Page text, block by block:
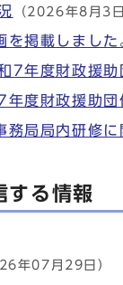
（2026年8月3日
掲載しました
7年度財政援
度財政援助
局局内研修
する情報
年07月29日）